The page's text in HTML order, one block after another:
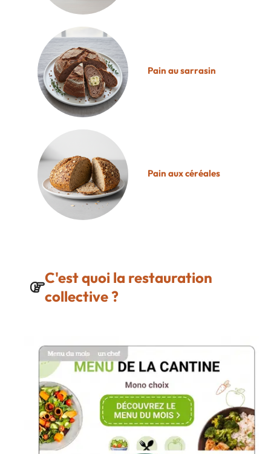
Pain au sarrasin
Pain aux céréales
C'est quoi la restauration
collective ?